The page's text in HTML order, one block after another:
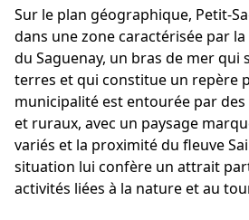
Sur le plan géographique, Petit-
dans une zone caractérisée par
du Saguenay, un bras de mer qui
terres et qui constitue un repère
municipalité est entourée par
et ruraux, avec un paysage
variés et la proximité du fleuve
situation lui confère un attrait
activités liées à la nature et au